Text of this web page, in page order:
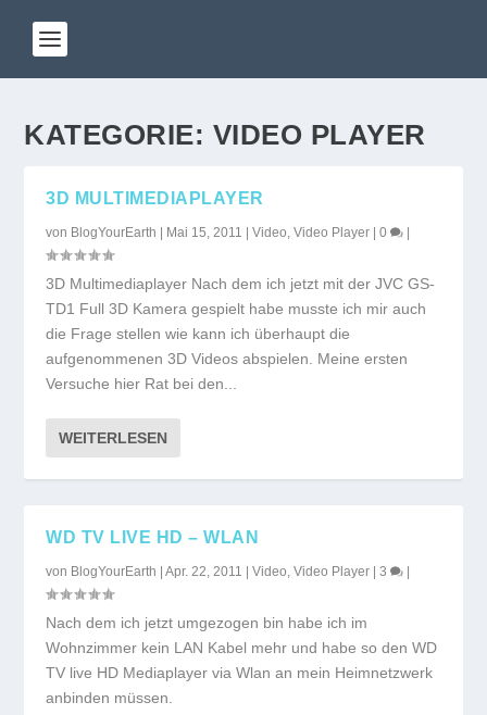
KATEGORIE: VIDEO PLAYER
3D MULTIMEDIAPLAYER
von BlogYourEarth Mai 15, 2011 |Video,Video Player |0
3D Multimediaplayer Nach dem ich jetzt mit der JVC GS-
TD1 Full 3D Kamera gespielt habe musste ich mir auch
die Frage stellen wie kann ich überhaupt die
aufgenommenen 3D Videos abspielen. Meine ersten
Versuche hier Rat bei den...
WEITERLESEN
WD TV LIVE HD – WLAN
von BlogYourEarth |Apr. 22, 2011 |Video,Video Player |3
Nach dem ich jetzt umgezogen bin habe ich im
Wohnzimmer kein LAN Kabel mehr und habe so den WD
TV live HD Mediaplayer via Wlan an mein Heimnetzwerk
anbinden müssen.